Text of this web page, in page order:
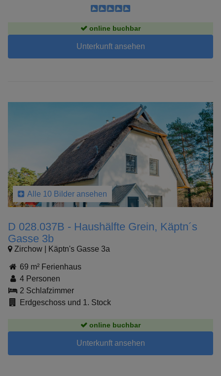
online buchbar
Unterkunft ansehen
Alle 10 Bilder ansehen
D 028.037B - Haushälfte Grein, Käptn´s
Gasse 3b
Zirchow | Käptn's Gasse 3a
69 m² Ferienhaus
4 Personen
2 Schlafzimmer
Erdgeschoss und 1. Stock
online buchbar
Unterkunft ansehen